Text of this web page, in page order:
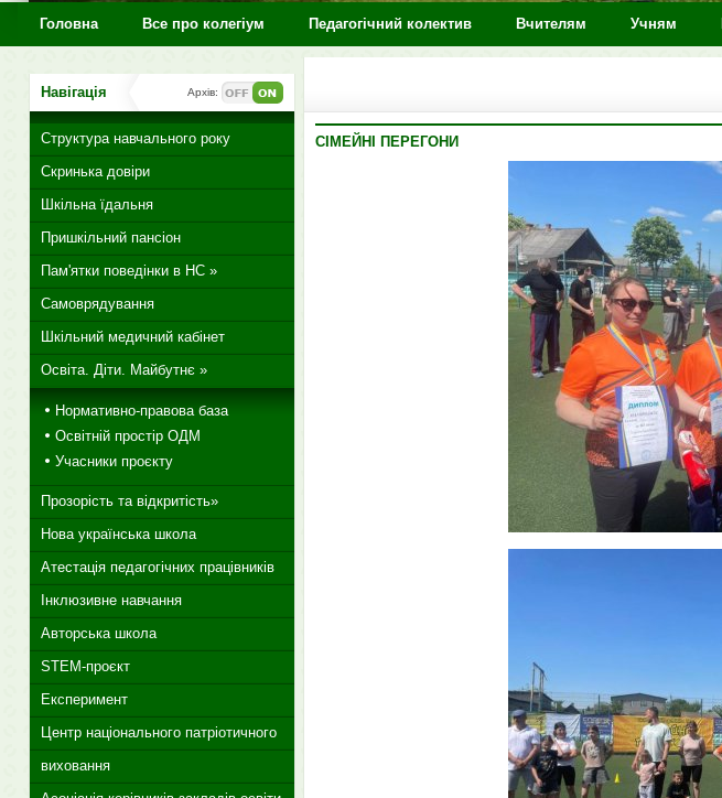
Головна Все про колегіум Педагогічний колектив Вчителям Учням
СІМЕЙНІ ПЕРЕГОНИ
Навігація Архів:
Структура навчального року
Скринька довіри
Шкільна їдальня
Пришкільний пансіон
Пам'ятки поведінки в НС »
Самоврядування
Шкільний медичний кабінет
Освіта. Діти. Майбутнє »
Нормативно-правова база
Освітній простір ОДМ
Учасники проєкту
Прозорість та відкритість»
Нова українська школа
Атестація педагогічних працівників
Інклюзивне навчання
Авторська школа
STEM-проєкт
Експеримент
Центр національного патріотичного
виховання